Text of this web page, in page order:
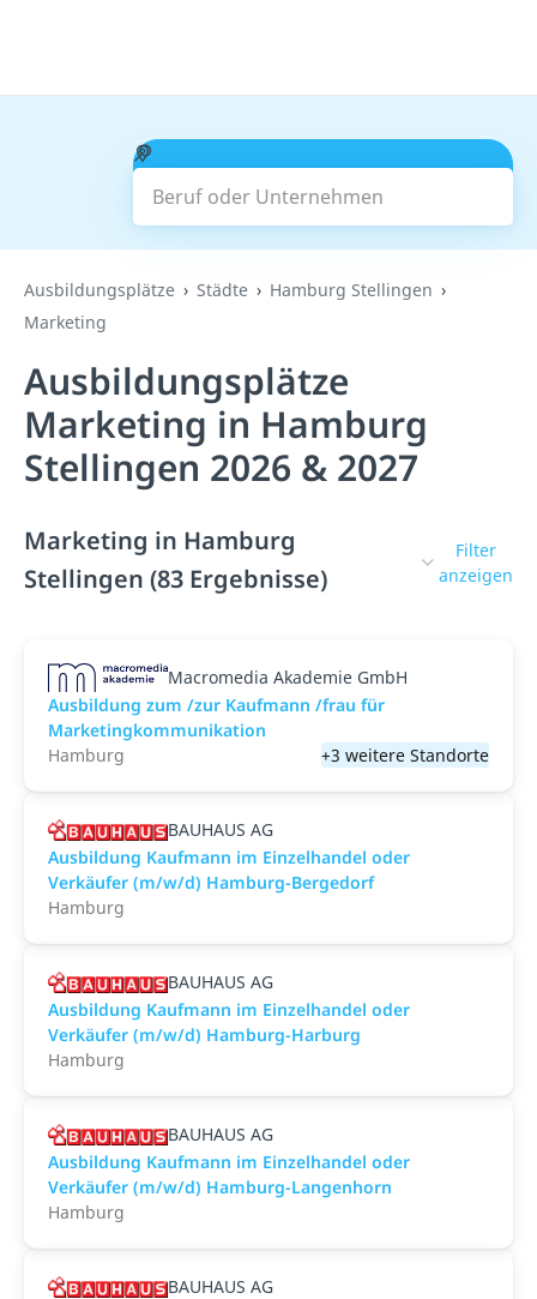
Beruf oder Unternehmen
Suchen
Ausbildungsplätze Städte
Hamburg Stellingen
Marketing
Ausbildungsplätze
Marketing in Hamburg
Stellingen 2026 & 2027
Marketing in Hamburg
Stellingen (83 Ergebnisse)
Filter
anzeigen
Macromedia Akademie GmbH
Ausbildung zum /zur Kaufmann /frau für
Marketingkommunikation
Hamburg
+3 weitere Standorte
BAUHAUS AG
Ausbildung Kaufmann im Einzelhandel oder
Verkäufer (m/w/d) Hamburg-Bergedorf
Hamburg
BAUHAUS AG
Ausbildung Kaufmann im Einzelhandel oder
Verkäufer (m/w/d) Hamburg-Harburg
Hamburg
BAUHAUS AG
Ausbildung Kaufmann im Einzelhandel oder
Verkäufer (m/w/d) Hamburg-Langenhorn
Hamburg
BAUHAUS AG